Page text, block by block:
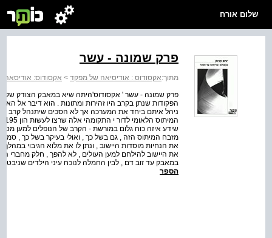
שלום אורח
פרק שמונה - עשר
מתוך:אקסודוס : אודיסיאה של מפקד > אקסודוס:
פרק שמונה - עשר ' אקסודוס'היתה שיא במאבק הצודק של
הפקודות שנתן בקרב היו זהירות ומתונות . הוא דיבר אל
ניהל איתם ביחד את המערכה אך לא הסכים שיתנהל קרב
שידע איזה כוח גלום במורשת - הקרב של הנופלים למען
מזבח המיתוס הזה , גם בשל כך , ואולי בעיקר בשל כך , סמך
את הנחיות מוסדות היישוב , ונתן לו את מלוא הגיבוי
את היישוב להילחם למען העולים , לא להפך , חלק מחברי
במאבק עד זוב דם , לבין החמלה לנוכח עיני הילדים
הספר